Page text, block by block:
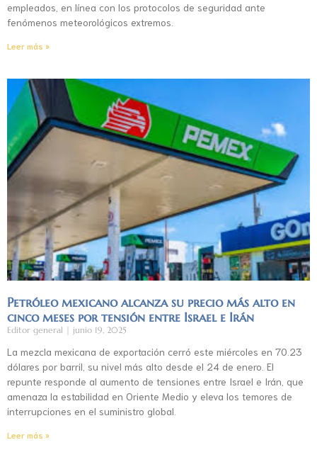
empleados, en línea con los protocolos de seguridad ante
fenómenos meteorológicos extremos.
Leer más »
Petróleo mexicano alcanza su precio más alto en
cinco meses por tensión entre Israel e Irán
Editor general junio 19, 2025
La mezcla mexicana de exportación cerró este miércoles en 70.23
dólares por barril, su nivel más alto desde el 24 de enero. El
repunte responde al aumento de tensiones entre Israel e Irán, que
amenaza la estabilidad en Oriente Medio y eleva los temores de
interrupciones en el suministro global.
Leer más »